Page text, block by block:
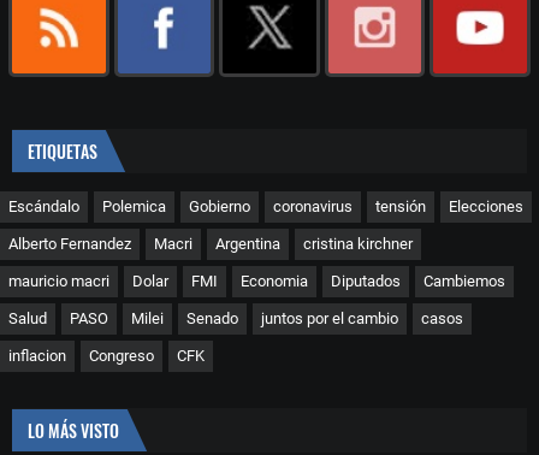
ETIQUETAS
Escándalo Polemica Gobierno coronavirus tensión Elecciones
Alberto Fernandez Macri Argentina cristina kirchner
mauricio macri Dolar FMI Economia Diputados Cambiemos
Salud PASO Milei Senado juntos por el cambio casos
inflacion Congreso CFK
LO MÁS VISTO